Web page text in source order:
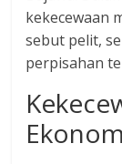
cerdas,
tajam
dan
berimbang.
kekecewaan
sebut pelit,
perpisahan